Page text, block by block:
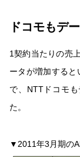
ドコモもデ
1契約当たりの売
ータが増加する
で、NTTドコモ
た。
▼2011年3月期の